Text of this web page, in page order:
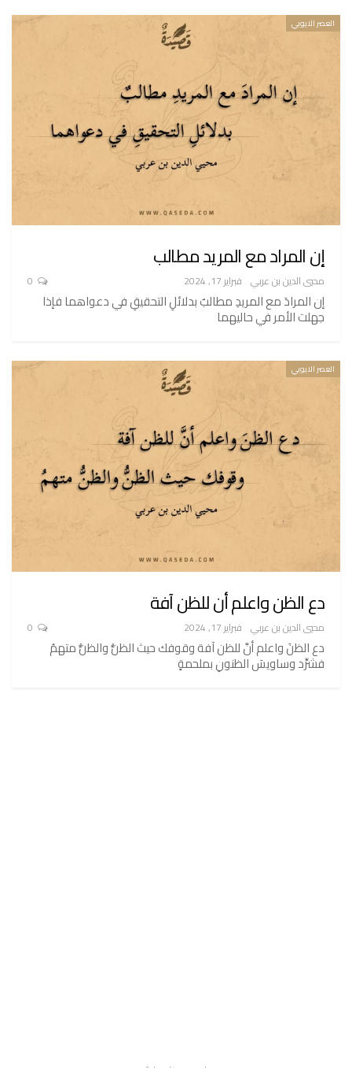
العصر الايوبي
إن المراد مع المريد مطالب
محيي الدين بن عربي فبراير 17, 2024
إن المرادَ مع المريدِ مطالبٌ بدلائلِ التحقيقِ في دعواهما فإذا
جهلت الأمر في حاليهما
العصر الايوبي
دع الظن واعلم أن للظن آفة
محيي الدين بن عربي فبراير 17, 2024
دع الظنَ واعلم أنَّ للظن آفة وقوفك حيث الظنُّ والظنُّ متهمُ
فشرِّد وساويسَ الظنونِ بملحمةٍ